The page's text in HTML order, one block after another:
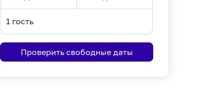
forward
interact
with
interact
with
Проверить свободные даты